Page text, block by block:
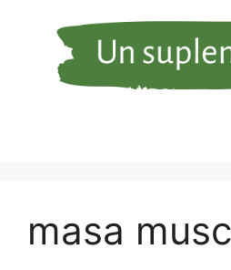
contenido
masa